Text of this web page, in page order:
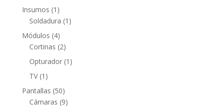
productos
Insumos 1 1
producto
Soldadura 1 1
Módulos 44
productos
Cortinas 22
productos
Opturador 1 1
TV 1 1
producto
Pantallas 5050
productos
Cámaras 99